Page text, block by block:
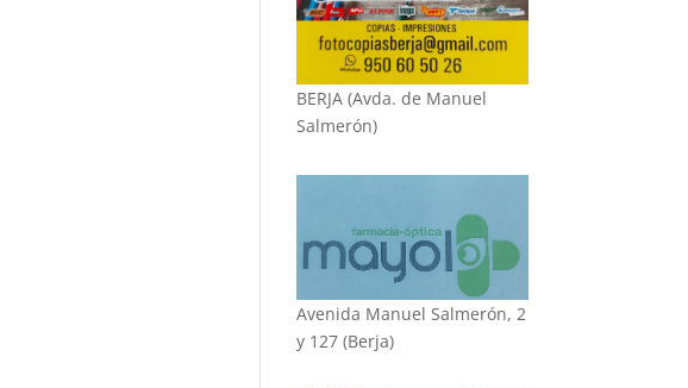
BERJA (Avda. de Manuel
Salmerón)
Avenida Manuel Salmerón, 2
y 127 (Berja)